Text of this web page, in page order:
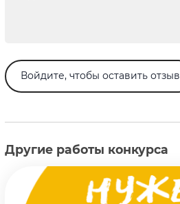
Войдите, чтобы оставить отзыв
Другие работы конкурса